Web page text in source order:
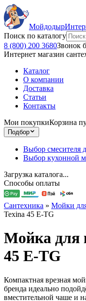
Мойдодыр
Поиск по каталогу
8 (800) 200 3680Звонок
Интернет магазин
Каталог
О компании
Доставка
Статьи
Контакты
Мои покупкиКорзина
Подбор
Выбор смесителя
Выбор кухонной
Загрузка каталога...
Способы оплаты
Сантехника » Мойки
Texina 45 E-TG
Мойка для
45 E-TG
Компактная врезная
бренда идеально
вместительной чаше и